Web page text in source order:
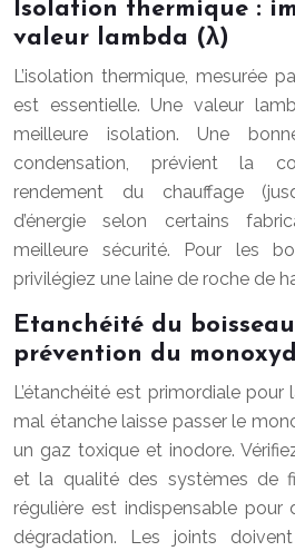
Isolation thermique :
valeur lambda (λ)
L’isolation thermique, mesurée
est essentielle. Une valeur
meilleure isolation. Une
condensation, prévient la
rendement du chauffage
d’énergie selon certains
meilleure sécurité. Pour les
privilégiez une laine de roche de
Etanchéité du
prévention du
L’étanchéité est primordiale pour
mal étanche laisse passer le
un gaz toxique et inodore.
et la qualité des systèmes de
régulière est indispensable
dégradation. Les joints